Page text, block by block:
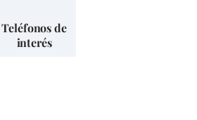
Teléfonos de
interés